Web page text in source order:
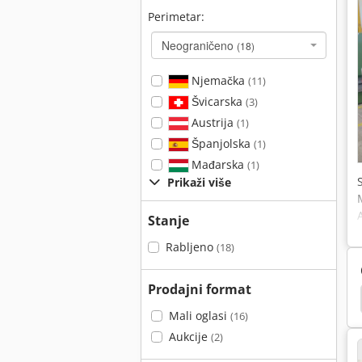
Perimetar:
Neograničeno (18)
Njemačka (11)
Švicarska (3)
Austrija (1)
Španjolska (1)
Mađarska (1)
Prikaži više
Stanje
Rabljeno (18)
Prodajni format
Mali oglasi (16)
Aukcije (2)
Ravno Noževi Površina Tehnologija